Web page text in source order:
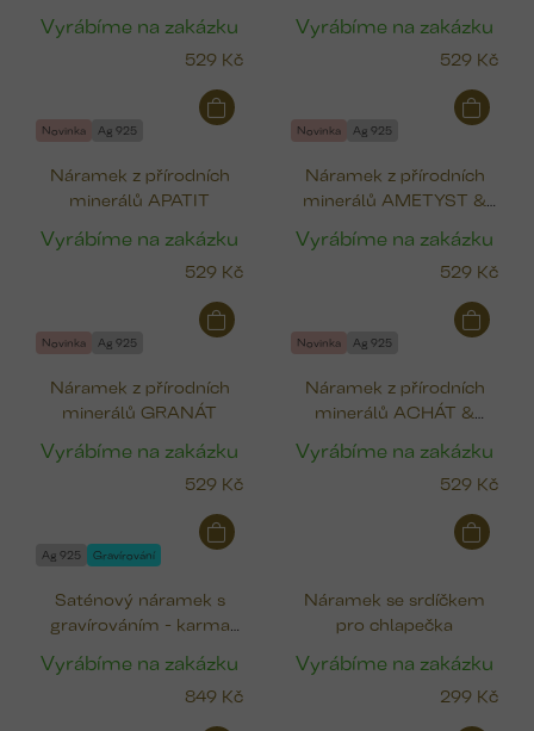
Vyrábíme na zakázku
529 Kč
Vyrábíme na zakázku
529 Kč
Novinka Ag 925
Náramek z přírodních
minerálů APATIT
Vyrábíme na zakázku
529 Kč
Novinka Ag 925
Náramek z přírodních
minerálů AMETYST &
Vyrábíme na zakázku
529 Kč
Novinka Ag 925
Náramek z přírodních
minerálů GRANÁT
Vyrábíme na zakázku
529 Kč
Novinka Ag 925
Náramek z přírodních
minerálů ACHÁT &
Vyrábíme na zakázku
529 Kč
Ag 925 Gravírování
Saténový náramek s
gravírováním - karma
Vyrábíme na zakázku
849 Kč
Náramek se srdíčkem
pro chlapečka
Vyrábíme na zakázku
299 Kč